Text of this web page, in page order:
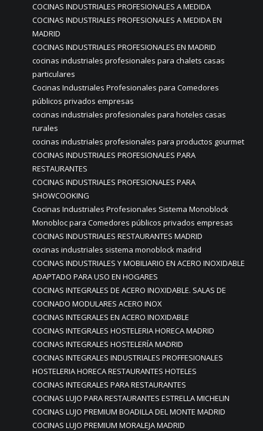
COCINAS INDUSTRIALES PROFESIONALES A MEDIDA
COCINAS INDUSTRIALES PROFESIONALES A MEDIDA EN
MADRID
COCINAS INDUSTRIALES PROFESIONALES EN MADRID
cocinas industriales profesionales para chalets casas
particulares
Cocinas Industriales Profesionales para Comedores
públicos privados empresas
cocinas industriales profesionales para hoteles casas
rurales
cocinas industriales profesionales para productos gourmet
COCINAS INDUSTRIALES PROFESIONALES PARA
RESTAURANTES
COCINAS INDUSTRIALES PROFESIONALES PARA
SHOWCOOKING
Cocinas Industriales Profesionales Sistema Monoblock
Monobloc para Comedores públicos privados empresas
COCINAS INDUSTRIALES RESTAURANTES MADRID
cocinas industriales sistema monoblock madrid
COCINAS INDUSTRIALES Y MOBILIARIO EN ACERO INOXIDABLE
ADAPTADO PARA USO EN HOGARES
COCINAS INTEGRALES DE ACERO INOXIDABLE. SALAS DE
COCINADO MODULARES ACERO INOX
COCINAS INTEGRALES EN ACERO INOXIDABLE
COCINAS INTEGRALES HOSTELERIA HORECA MADRID
COCINAS INTEGRALES HOSTELERÍA MADRID
COCINAS INTEGRALES INDUSTRIALES PROFFESIONALES
HOSTELERIA HORECA RESTAURANTES HOTELES
COCINAS INTEGRALES PARA RESTAURANTES
COCINAS LUJO PARA RESTAURANTES ESTRELLA MICHELIN
COCINAS LUJO PREMIUM BOADILLA DEL MONTE MADRID
COCINAS LUJO PREMIUM MORALEJA MADRID